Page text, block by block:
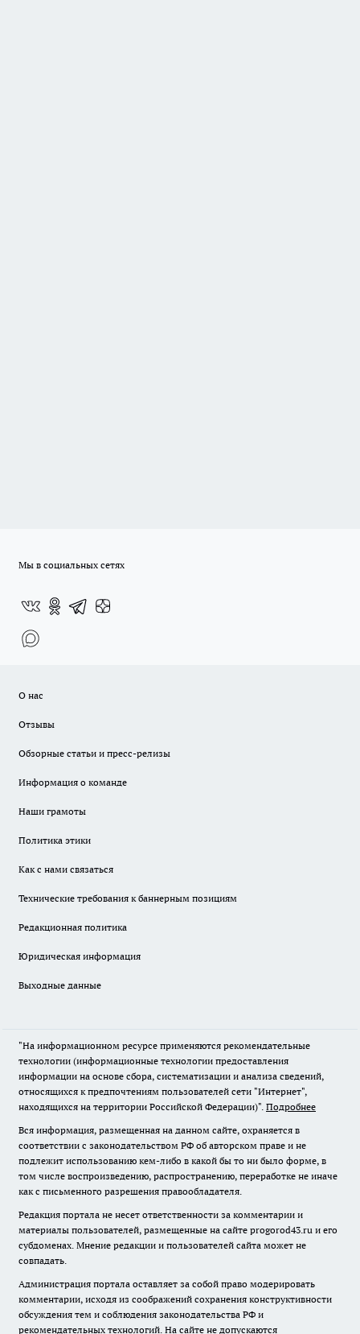
Мы в социальных сетях
О нас
Отзывы
Обзорные статьи и пресс-релизы
Информация о команде
Наши грамоты
Политика этики
Как с нами связаться
Технические требования к баннерным позициям
Редакционная политика
Юридическая информация
Выходные данные
"На информационном ресурсе применяются рекомендательные
технологии (информационные технологии предоставления
информации на основе сбора, систематизации и анализа сведений,
относящихся к предпочтениям пользователей сети "Интернет",
находящихся на территории Российской Федерации)". Подробнее
Вся информация, размещенная на данном сайте, охраняется в
соответствии с законодательством РФ об авторском праве и не
подлежит использованию кем-либо в какой бы то ни было форме, в
том числе воспроизведению, распространению, переработке не иначе
как с письменного разрешения правообладателя.
Редакция портала не несет ответственности за комментарии и
материалы пользователей, размещенные на сайте progorod43.ru и его
субдоменах. Мнение редакции и пользователей сайта может не
совпадать.
Администрация портала оставляет за собой право модерировать
комментарии, исходя из соображений сохранения конструктивности
обсуждения тем и соблюдения законодательства РФ и
рекомендательных технологий. На сайте не допускаются